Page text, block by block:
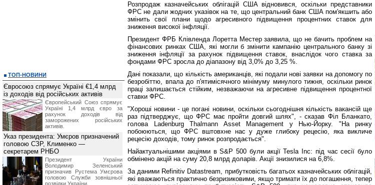
Розпродаж казначейських облігацій США відновився, оскільки представники
ФРС не дали жодних указівок на те, що центральний банк США пом'якшить або
змінить свої плани щодо агресивного підвищення процентних ставок для
зниження високої інфляції.
Президент ФРБ Клівленда Лоретта Местер заявила, що не бачить проблем на
фінансових ринках США, які могли б змінити кампанію центрального банку зі
зниження інфляції за рахунок підвищення ставок, внаслідок чого ставка за
фондами ФРС зросла до діапазону від 3,0% до 3,25 %.
Дані показали, що кількість американців, які подали нові заявки на допомогу по
безробіттю, впала до п'ятимісячного мінімуму минулого тижня, оскільки ринок
праці залишається стійким, незважаючи на агресивне підвищення процентної
ставки ФРС.
"Хороші новини - це погані новини, оскільки сьогоднішня кількість вакансій ще
раз підтверджує, що ФРС має пройти довгий шлях", - сказав Філ Бланкато,
голова Ladenburg Thalmann Asset Management у Нью-Йорку. "На ринку
побоюються, що ФРС вштовхне нас у дуже глибоку рецесію, яка викличе
рецесію доходів, тому ринок розпродається".
Найактуальнішими акціями в S&P 500 були акції Tesla Inc: під час сесії було
обмінено акцій на суму 20,8 млрд доларів. Акції знизилися на 6,8%.
За даними Refinitiv Datastream, прибутковість багатьох казначейських облігацій,
які вважаються практично безризиковими, якщо тримати їх до погашення, тепер
ТОП-НОВИНИ
Євросоюз спрямує Україні €1,4 млрд
із доходів від російських активів
Європейський Союз спрямує
Україні 1,4 млрд євро за
рахунок доходів від
заморожених російських
активів.
Указ президента: Умєров призначений
головою СЗР, Клименко —
секретарем РНБО
Президент України
Володимир Зеленський
призначив Pустема Умєрова
головою Служби зовнішньої
розвідки України.